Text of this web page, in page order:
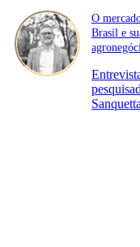
O
Brasil e
Sanquetta